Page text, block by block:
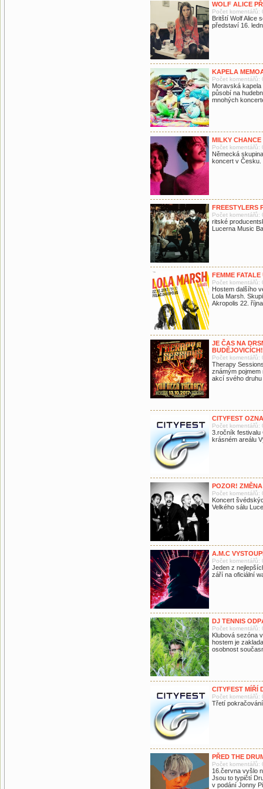
WOLF ALICE
Počet komentářů:
Britští Wolf Alice
představí 16.
KAPELA
Počet komentářů:
Moravská
působí na
mnohých
MILKY CHANCE
Počet komentářů:
Německá
koncert v Česku.
FREESTYLERS
Počet komentářů:
ritské
Lucerna Music
FEMME
Počet komentářů:
Hostem dalšího
Lola Marsh.
Akropolis 22.
JE ČAS NA
BUDĚJOVICÍCH!
Počet komentářů:
Therapy
známým
akcí svého
CITYFEST
Počet komentářů:
3.ročník festivalu
krásném areálu
POZOR!
Počet komentářů:
Koncert
Velkého sálu
A.M.C
Počet komentářů:
Jeden z
září na oficiální
DJ TENNIS
Počet komentářů:
Klubová sezóna
hostem je
osobnost
CITYFEST MÍŘÍ
Počet komentářů:
Třetí
PŘED THE
Počet komentářů:
16.června vyšlo
Jsou to typičtí
v podání Jonny